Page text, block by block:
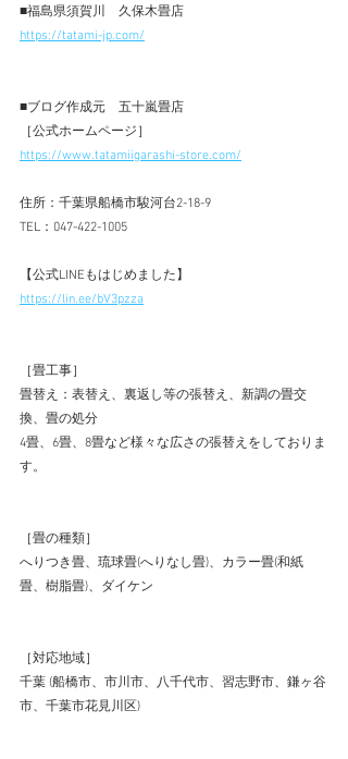
■福島県須賀川　久保木畳店
https://tatami-jp.com/
■ブログ作成元　五十嵐畳店
［公式ホームページ］
https://www.tatamiigarashi-store.com/
住所：千葉県船橋市駿河台2-18-9
TEL：047-422-1005
【公式LINEもはじめました】
https://lin.ee/bV3pzza
［畳工事］
畳替え：表替え、裏返し等の張替え、新調の畳交
換、畳の処分
4畳、6畳、8畳など様々な広さの張替えをしておりま
す。
［畳の種類］
へりつき畳、琉球畳(へりなし畳)、カラー畳(和紙
畳、樹脂畳)、ダイケン
［対応地域］
千葉 (船橋市、市川市、八千代市、習志野市、鎌ヶ谷
市、千葉市花見川区)